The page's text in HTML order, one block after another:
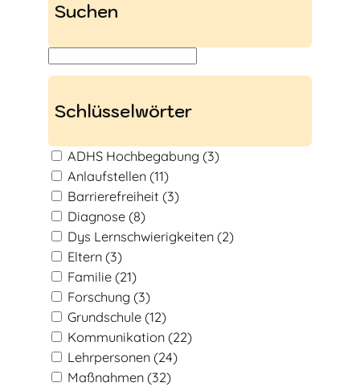
Suchen
u
n
Schlüsselwörter
ADHS Hochbegabung (3)
Anlaufstellen (11)
Barrierefreiheit (3)
Diagnose (8)
Dys Lernschwierigkeiten (2)
Eltern (3)
Familie (21)
Forschung (3)
Grundschule (12)
Kommunikation (22)
Lehrpersonen (24)
Maßnahmen (32)